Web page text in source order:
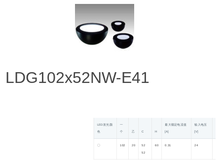
LDG102x52NW-E41
LED发光颜
色
一
个 乙 C H
最大额定电流值
[A]
输入电压
[V]
〇 102 20 52
52
60 0.31 24